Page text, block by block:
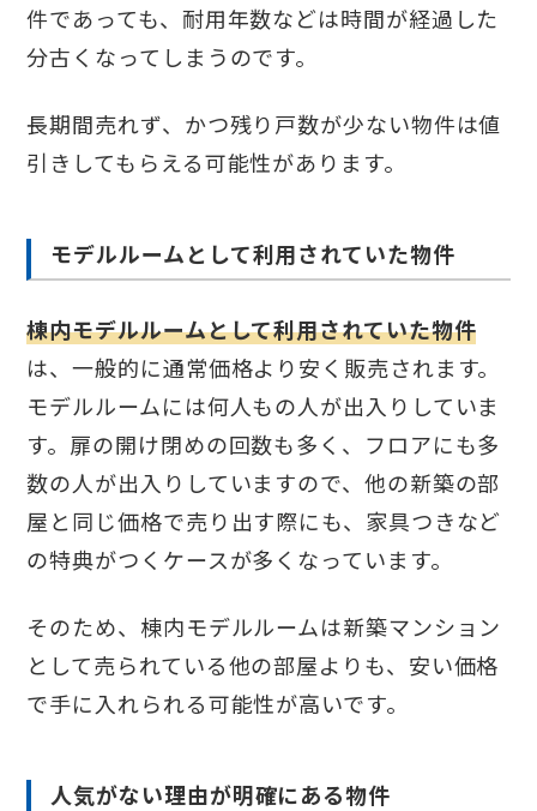
件であっても、耐用年数などは時間が経過した
分古くなってしまうのです。
長期間売れず、かつ残り戸数が少ない物件は値
引きしてもらえる可能性があります。
モデルルームとして利用されていた物件
棟内モデルルームとして利用されていた物件
は、一般的に通常価格より安く販売されます。
モデルルームには何人もの人が出入りしていま
す。扉の開け閉めの回数も多く、フロアにも多
数の人が出入りしていますので、他の新築の部
屋と同じ価格で売り出す際にも、家具つきなど
の特典がつくケースが多くなっています。
そのため、棟内モデルルームは新築マンション
として売られている他の部屋よりも、安い価格
で手に入れられる可能性が高いです。
人気がない理由が明確にある物件